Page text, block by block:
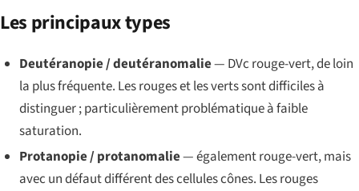
Les principaux types
Deutéranopie / deutéranomalie— DVc rouge-vert, de loin
la plus fréquente. Les rouges et les verts sont difficiles à
distinguer ; particulièrement problématique à faible
saturation.
Protanopie / protanomalie— également rouge-vert, mais
avec un défaut différent des cellules cônes. Les rouges